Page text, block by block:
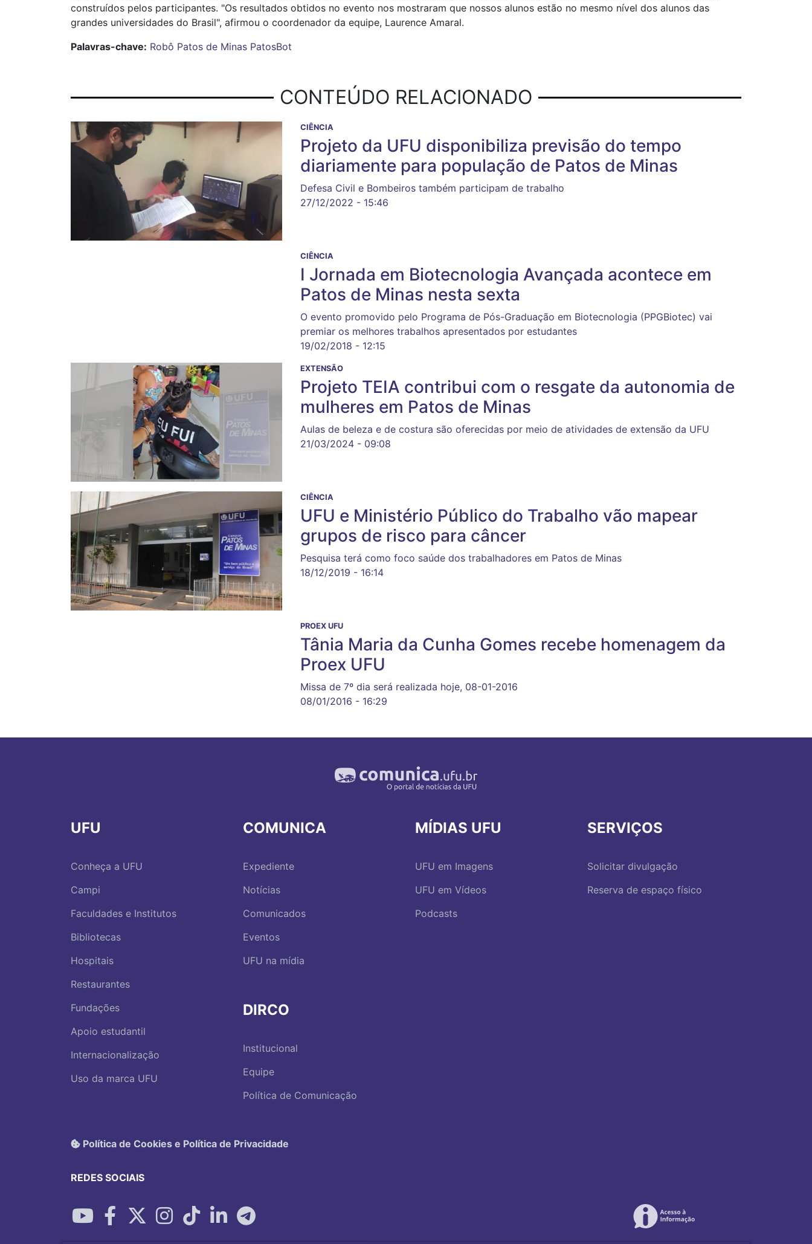
construídos pelos participantes. "Os resultados obtidos no evento nos mostraram que nossos alunos estão no mesmo nível dos alunos das
grandes universidades do Brasil", afirmou o coordenador da equipe, Laurence Amaral.
Palavras-chave: Robô Patos de Minas PatosBot
CONTEÚDO RELACIONADO
CIÊNCIA
Projeto da UFU disponibiliza previsão do tempo
diariamente para população de Patos de Minas
Defesa Civil e Bombeiros também participam de trabalho
27/12/2022 - 15:46
CIÊNCIA
I Jornada em Biotecnologia Avançada acontece em
Patos de Minas nesta sexta
O evento promovido pelo Programa de Pós-Graduação em Biotecnologia (PPGBiotec) vai
premiar os melhores trabalhos apresentados por estudantes
19/02/2018 - 12:15
EXTENSÃO
Projeto TEIA contribui com o resgate da autonomia de
mulheres em Patos de Minas
Aulas de beleza e de costura são oferecidas por meio de atividades de extensão da UFU
21/03/2024 - 09:08
CIÊNCIA
UFU e Ministério Público do Trabalho vão mapear
grupos de risco para câncer
Pesquisa terá como foco saúde dos trabalhadores em Patos de Minas
18/12/2019 - 16:14
PROEX UFU
Tânia Maria da Cunha Gomes recebe homenagem da
Proex UFU
Missa de 7º dia será realizada hoje, 08-01-2016
08/01/2016 - 16:29
UFU
Conheça a UFU
Campi
Faculdades e Institutos
Bibliotecas
Hospitais
Restaurantes
Fundações
Apoio estudantil
Internacionalização
Uso da marca UFU
COMUNICA
Expediente
Notícias
Comunicados
Eventos
UFU na mídia
DIRCO
Institucional
Equipe
Política de Comunicação
MÍDIAS UFU
UFU em Imagens
UFU em Vídeos
Podcasts
SERVIÇOS
Solicitar divulgação
Reserva de espaço físico
Política de Cookies e Política de Privacidade
REDES SOCIAIS